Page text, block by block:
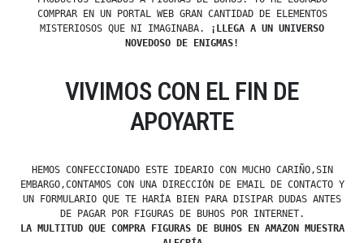
COMPRAR EN UN PORTAL WEB GRAN CANTIDAD DE ELEMENTOS
MISTERIOSOS QUE NI IMAGINABA.
¡LLEGA A UN UNIVERSO
NOVEDOSO DE ENIGMAS!
VIVIMOS CON EL FIN DE
APOYARTE
HEMOS CONFECCIONADO ESTE IDEARIO CON MUCHO CARIÑO,SIN
EMBARGO,CONTAMOS CON UNA DIRECCIÓN DE EMAIL DE CONTACTO Y
UN FORMULARIO QUE TE HARÍA BIEN PARA DISIPAR DUDAS ANTES
DE PAGAR POR FIGURAS DE BUHOS POR INTERNET.
LA MULTITUD QUE COMPRA FIGURAS DE BUHOS EN AMAZON MUESTRA